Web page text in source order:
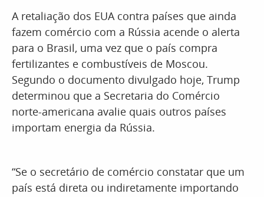
A retaliação dos EUA contra países que ainda
fazem comércio com a Rússia acende o alerta
para o Brasil, uma vez que o país compra
fertilizantes e combustíveis de Moscou.
Segundo o documento divulgado hoje, Trump
determinou que a Secretaria do Comércio
norte-americana avalie quais outros países
importam energia da Rússia.
“Se o secretário de comércio constatar que um
país está direta ou indiretamente importando